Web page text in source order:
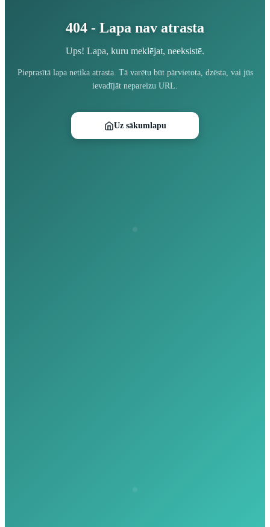
404 - Lapa nav atrasta
Ups! Lapa, kuru meklējat, neeksistē.
Pieprasītā lapa netika atrasta. Tā varētu būt pārvietota, dzēsta, vai jūs
ievadījāt nepareizu URL.
Uz sākumlapu